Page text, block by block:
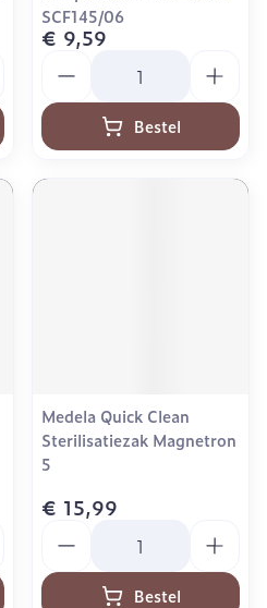
SCF145/06
€ 9,59
Bestel
Medela Quick Clean
Sterilisatiezak Magnetron
5
€ 15,99
Bestel